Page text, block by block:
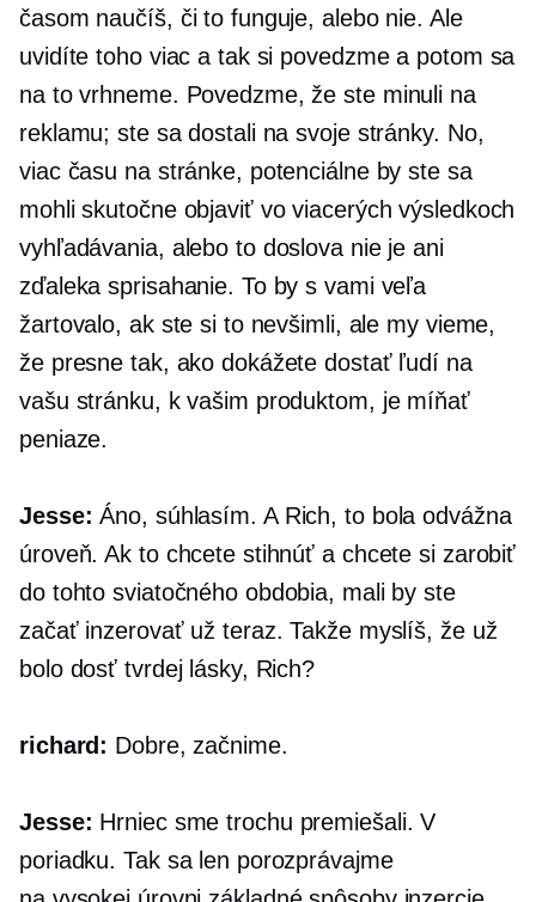
časom naučíš, či to funguje, alebo nie. Ale
uvidíte toho viac a tak si povedzme a potom sa
na to vrhneme. Povedzme, že ste minuli na
reklamu; ste sa dostali na svoje stránky. No,
viac času na stránke, potenciálne by ste sa
mohli skutočne objaviť vo viacerých výsledkoch
vyhľadávania, alebo to doslova nie je ani
zďaleka sprisahanie. To by s vami veľa
žartovalo, ak ste si to nevšimli, ale my vieme,
že presne tak, ako dokážete dostať ľudí na
vašu stránku, k vašim produktom, je míňať
peniaze.
Jesse: Áno, súhlasím. A Rich, to bola odvážna
úroveň. Ak to chcete stihnúť a chcete si zarobiť
do tohto sviatočného obdobia, mali by ste
začať inzerovať už teraz. Takže myslíš, že už
bolo dosť tvrdej lásky, Rich?
richard: Dobre, začnime.
Jesse: Hrniec sme trochu premiešali. V
poriadku. Tak sa len porozprávajme